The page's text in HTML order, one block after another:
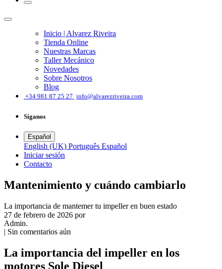
Inicio | Alvarez Riveira
Tienda Online
Nuestras Marcas
Taller Mecánico
Novedades
Sobre Nosotros
Blog
+34 981 87 25 27 info@alvarezriveira.com
Síganos
Español
English (UK) Português Español
Iniciar sesión
​Contacto
Mantenimiento y cuándo cambiarlo
La importancia de mantemer tu impeller en buen estado
27 de febrero de 2026 por
Admin.
| Sin comentarios aún
La importancia del impeller en los
motores Sole Diesel